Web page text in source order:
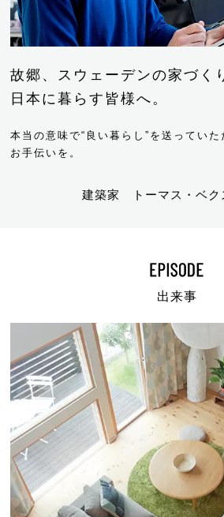
故郷、スウェーデンの家づく
日本に暮らす皆様へ。
本当の意味で“良い暮らし”を送ってい
お手伝いを。
建築家 トーマス・ベク
出来事